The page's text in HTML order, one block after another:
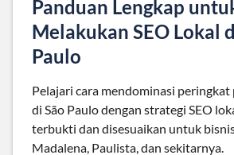
Panduan Lengkap
Melakukan SEO Lokal
Paulo
Pelajari cara mendominasi peringkat
di São Paulo dengan strategi SEO
terbukti dan disesuaikan untuk
Madalena, Paulista, dan sekitarnya.